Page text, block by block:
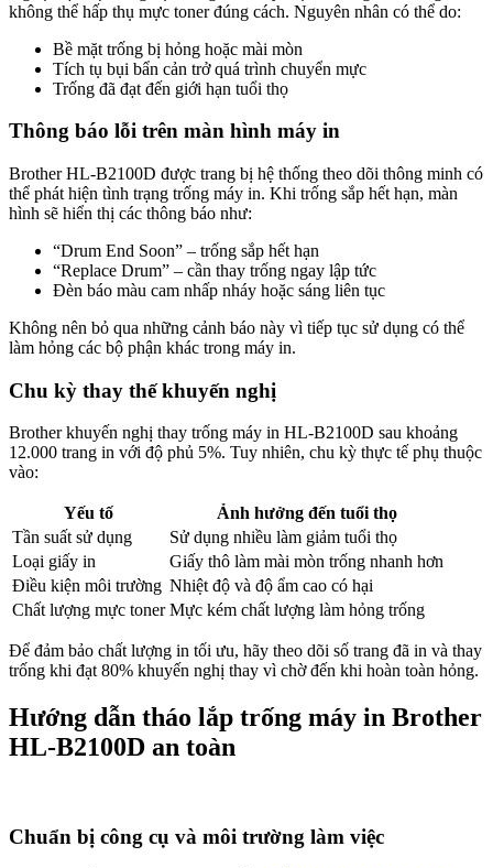
không thể hấp thụ mực toner đúng cách. Nguyên nhân có thể do:
Bề mặt trống bị hỏng hoặc mài mòn
Tích tụ bụi bẩn cản trở quá trình chuyển mực
Trống đã đạt đến giới hạn tuổi thọ
Thông báo lỗi trên màn hình máy in
Brother HL-B2100D được trang bị hệ thống theo dõi thông minh có
thể phát hiện tình trạng trống máy in. Khi trống sắp hết hạn, màn
hình sẽ hiển thị các thông báo như:
“Drum End Soon” – trống sắp hết hạn
“Replace Drum” – cần thay trống ngay lập tức
Đèn báo màu cam nhấp nháy hoặc sáng liên tục
Không nên bỏ qua những cảnh báo này vì tiếp tục sử dụng có thể
làm hỏng các bộ phận khác trong máy in.
Chu kỳ thay thế khuyến nghị
Brother khuyến nghị thay trống máy in HL-B2100D sau khoảng
12.000 trang in với độ phủ 5%. Tuy nhiên, chu kỳ thực tế phụ thuộc
vào:
Yếu tố
Ảnh hưởng đến tuổi thọ
Tần suất sử dụng
Sử dụng nhiều làm giảm tuổi thọ
Loại giấy in
Giấy thô làm mài mòn trống nhanh hơn
Điều kiện môi trường Nhiệt độ và độ ẩm cao có hại
Chất lượng mực toner Mực kém chất lượng làm hỏng trống
Để đảm bảo chất lượng in tối ưu, hãy theo dõi số trang đã in và thay
trống khi đạt 80% khuyến nghị thay vì chờ đến khi hoàn toàn hỏng.
Hướng dẫn tháo lắp trống máy in Brother
HL-B2100D an toàn
Chuẩn bị công cụ và môi trường làm việc